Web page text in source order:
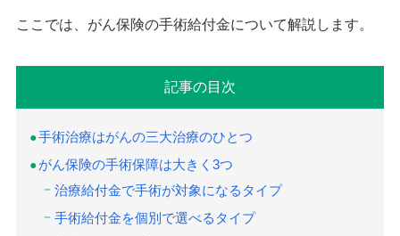
ここでは、がん保険の手術給付金について解説します。
記事の目次
手術治療はがんの三大治療のひとつ
がん保険の手術保障は大きく3つ
治療給付金で手術が対象になるタイプ
手術給付金を個別で選べるタイプ